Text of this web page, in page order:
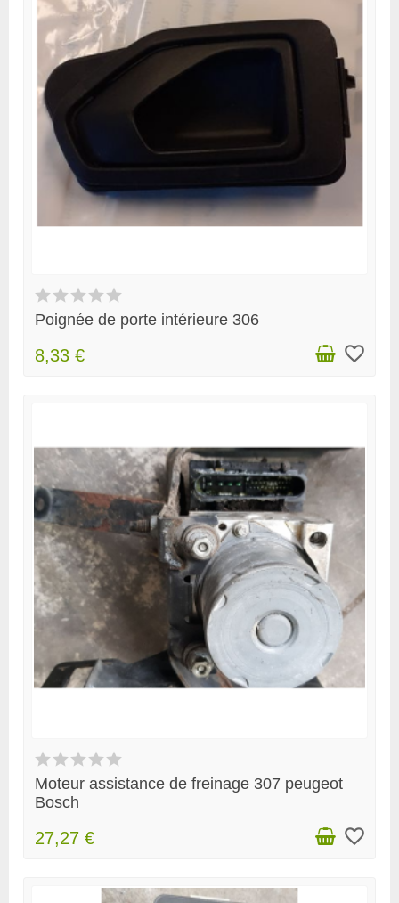
Poignée de porte intérieure 306
8,33 € favorite_border
Moteur assistance de freinage 307 peugeot
Bosch
27,27 € favorite_border